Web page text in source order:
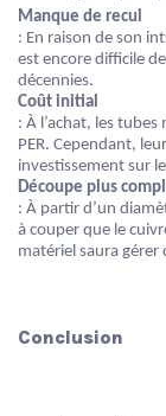
Manque de recul
: En raison de son
est encore difficile
décennies.
Coût initial
: À l’achat, les
PER. Cependant,
investissement sur
Découpe plus
: À partir d’un
à couper que le
matériel saura
Conclusion